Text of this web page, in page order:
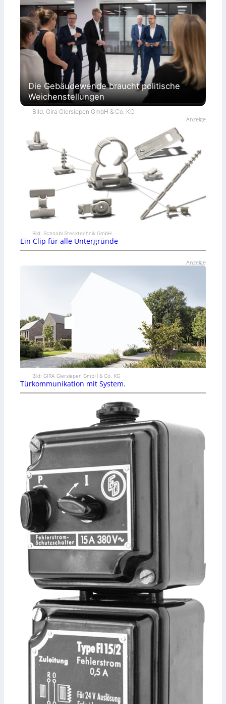
Die Gebäudewende braucht politische
Weichenstellungen
Bild: Gira Giersiepen GmbH & Co. KG
Anzeige
Bild: Schnabl Stecktechnik GmbH
Ein Clip für alle Untergründe
Anzeige
Bild: GIRA Giersiepen GmbH & Co. KG
Türkommunikation mit System.